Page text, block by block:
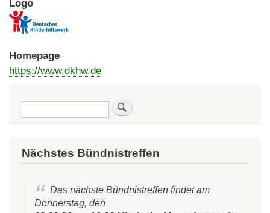
Logo
Homepage
https://www.dkhw.de
Nächstes Bündnistreffen
Das nächste Bündnistreffen findet am
Donnerstag, den